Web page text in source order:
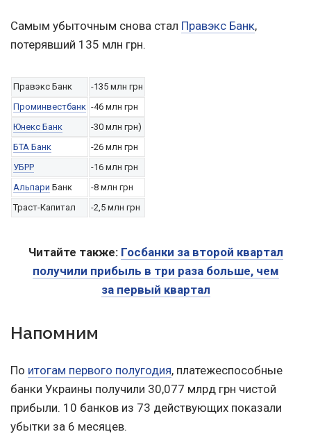
Самым убыточным снова стал Правэкс Банк,
потерявший 135 млн грн.
Правэкс Банк
-135 млн грн
Проминвестбанк -46 млн грн
Юнекс Банк
-30 млн грн)
БТА Банк
-26 млн грн
УБРР
-16 млн грн
Альпари Банк
-8 млн грн
Траст-Капитал
-2,5 млн грн
Читайте также: Госбанки за второй квартал
получили прибыль в три раза больше, чем
за первый квартал
Напомним
По итогам первого полугодия, платежеспособные
банки Украины получили 30,077 млрд грн чистой
прибыли. 10 банков из 73 действующих показали
убытки за 6 месяцев.